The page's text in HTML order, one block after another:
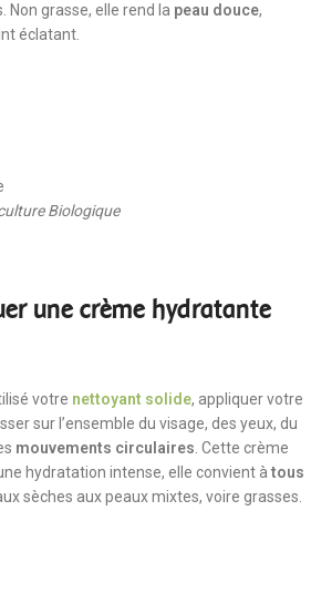
Non grasse, elle rend la peau douce,
éclatant.
Biologique
une crème hydratante
votre nettoyant solide, appliquer votre
sur l’ensemble du visage, des yeux, du
mouvements circulaires. Cette crème
hydratation intense, elle convient à tous
sèches aux peaux mixtes, voire grasses.